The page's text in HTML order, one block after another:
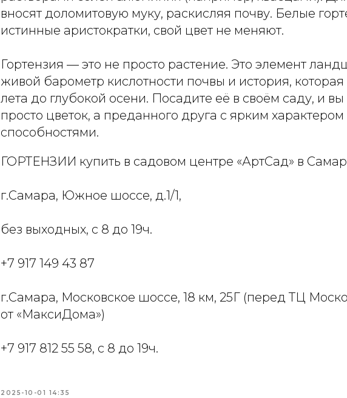
вносят доломитовую муку, раскисляя почву. Белые
истинные аристократки, свой цвет не меняют.
Гортензия — это не просто растение. Это элемент
живой барометр кислотности почвы и история, которая
лета до глубокой осени. Посадите её в своём саду, и
просто цветок, а преданного друга с ярким
способностями.
ГОРТЕНЗИИ купить в садовом центре «АртСад» в
г.Самара, Южное шоссе, д.1/1,
без выходных, с 8 до 19ч.
+7 917 149 43 87
г.Самара, Московское шоссе, 18 км, 25Г (перед ТЦ
от «МаксиДома»)
+7 917 812 55 58, с 8 до 19ч.
2025-10-01 14:35